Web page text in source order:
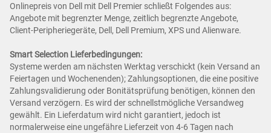
Onlinepreis von Dell mit Dell Premier schließt Folgendes aus:
Angebote mit begrenzter Menge, zeitlich begrenzte Angebote,
Client-Peripheriegeräte, Dell, Dell Premium, XPS und Alienware.
Smart Selection Lieferbedingungen:
Systeme werden am nächsten Werktag verschickt (kein Versand an
Feiertagen und Wochenenden); Zahlungsoptionen, die eine positive
Zahlungsvalidierung oder Bonitätsprüfung benötigen, können den
Versand verzögern. Es wird der schnellstmögliche Versandweg
gewählt. Ein Lieferdatum wird nicht garantiert, jedoch ist
normalerweise eine ungefähre Lieferzeit von 4-6 Tagen nach